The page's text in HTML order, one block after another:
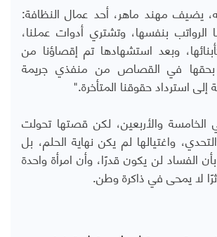
يضيف مهند ماهر، أحد عمال النظافة:
بنفسها، وتشتري أدوات عملنا،
وبعد استشهادها تم إقصاؤنا من
بحقها في القصاص من منفذي جريمة
إلى استرداد حقوقنا المتأخرة."
والأربعين، لكن قصتها تحولت
واغتيالها لم يكن نهاية الحلم، بل
الفساد لن يكون قدرًا، وأن امرأة واحدة
لا يمحى في ذاكرة وطن.